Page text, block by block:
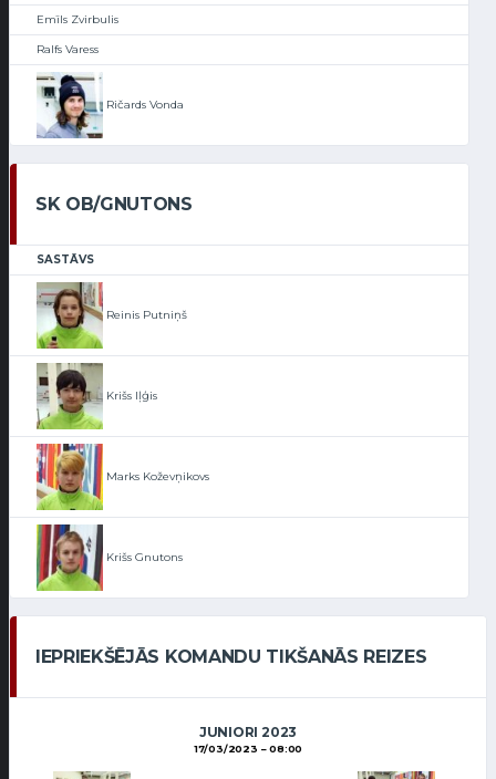
Emīls Zvirbulis
Ralfs Varess
Ričards Vonda
SK OB/GNUTONS
SASTĀVS
Reinis Putniņš
Krišs Iļģis
Marks Koževņikovs
Krišs Gnutons
IEPRIEKŠĒJĀS KOMANDU TIKŠANĀS REIZES
JUNIORI 2023
17/03/2023 08:00